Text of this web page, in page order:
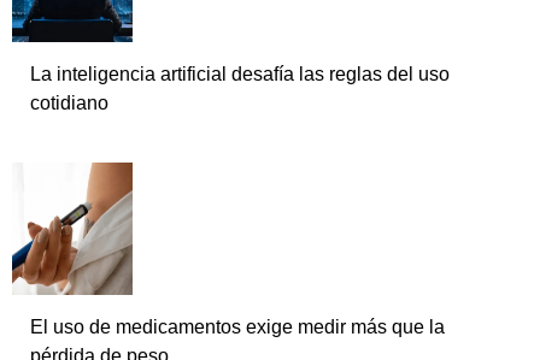
La inteligencia artificial desafía las reglas del uso
cotidiano
El uso de medicamentos exige medir más que la